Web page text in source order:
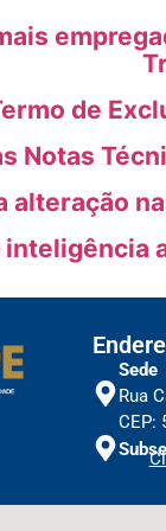
de
Notas
alteração
inteligência
Sede
Rua
CEP: